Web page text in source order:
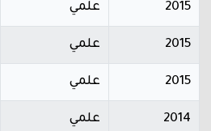
2015 علمي
2015 علمي
2015 علمي
2014 علمي